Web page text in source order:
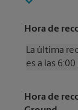
Hora de
La última
es a las 6:00
Jueves
Hora de